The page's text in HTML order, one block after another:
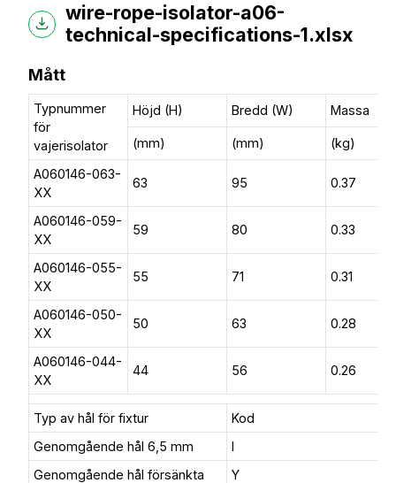
wire-rope-isolator-a06-
technical-specifications-1.xlsx
Mått
Typnummer
för
vajerisolator
Höjd (H) Bredd (W) Massa
(mm) (mm) (kg)
A060146-063-
XX
63 95 0.37
A060146-059-
XX
59 80 0.33
A060146-055-
XX
55 71 0.31
A060146-050-
XX
50 63 0.28
A060146-044-
XX
44 56 0.26
Typ av hål för fixtur
Kod
Genomgående hål 6,5 mm
I
Genomgående hål försänkta
Y